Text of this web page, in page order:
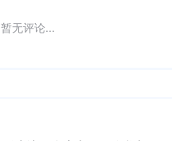
暂无评论...